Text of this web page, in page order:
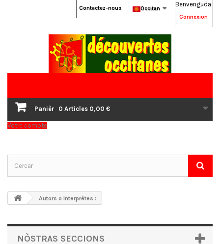
Benvenguda
Connexion
Occitan
Contactez-nous
Panièr 0 Articles 0,00 €
Votre compte
Autors o Interprètes :
NÒSTRAS SECCIONS